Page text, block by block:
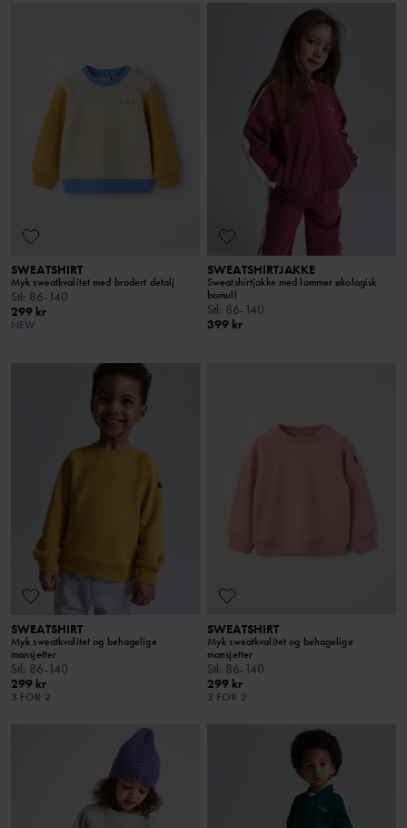
SWEATSHIRT
Myk sweatkvalitet med brodert detalj
Stl: 86-140
299 kr
NEW
SWEATSHIRTJAKKE
Sweatshirtjakke med lommer økologisk
bomull
Stl: 86-140
399 kr
SWEATSHIRT
Myk sweatkvalitet og behagelige
mansjetter
Stl: 86-140
299 kr
3 FOR 2
SWEATSHIRT
Myk sweatkvalitet og behagelige
mansjetter
Stl: 86-140
299 kr
3 FOR 2